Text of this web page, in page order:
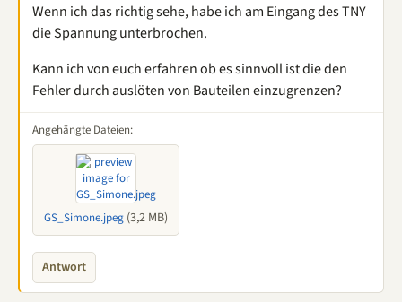
Wenn ich das richtig sehe, habe ich am Eingang des TNY
die Spannung unterbrochen.
Kann ich von euch erfahren ob es sinnvoll ist die den
Fehler durch auslöten von Bauteilen einzugrenzen?
Angehängte Dateien:
GS_Simone.jpeg (3,2 MB)
Antwort